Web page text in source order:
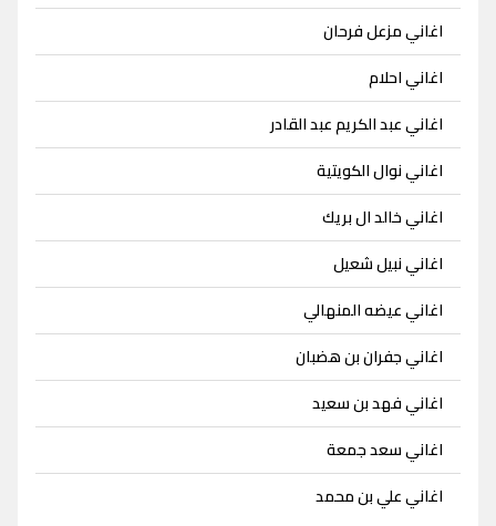
اغاني مزعل فرحان
اغاني احلام
اغاني عبد الكريم عبد القادر
اغاني نوال الكويتية
اغاني خالد ال بريك
اغاني نبيل شعيل
اغاني عيضه المنهالي
اغاني جفران بن هضبان
اغاني فهد بن سعيد
اغاني سعد جمعة
اغاني علي بن محمد